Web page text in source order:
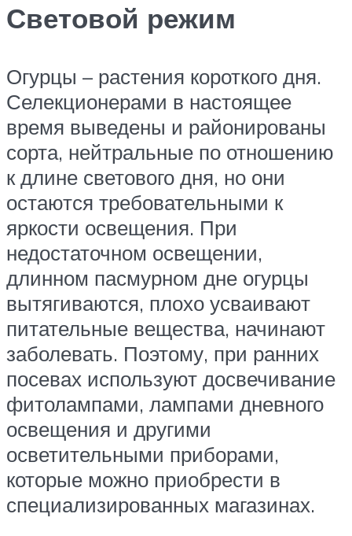
Световой режим
Огурцы – растения короткого дня.
Селекционерами в настоящее
время выведены и районированы
сорта, нейтральные по отношению
к длине светового дня, но они
остаются требовательными к
яркости освещения. При
недостаточном освещении,
длинном пасмурном дне огурцы
вытягиваются, плохо усваивают
питательные вещества, начинают
заболевать. Поэтому, при ранних
посевах используют досвечивание
фитолампами, лампами дневного
освещения и другими
осветительными приборами,
которые можно приобрести в
специализированных магазинах.